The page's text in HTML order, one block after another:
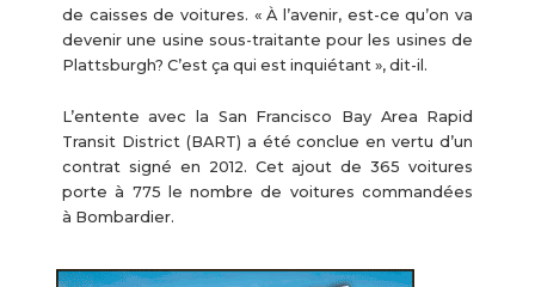
de caisses de voitures. « À l’avenir, est-ce qu’on va
devenir une usine sous-traitante pour les usines de
Plattsburgh? C’est ça qui est inquiétant », dit-il.
L’entente avec la San Francisco Bay Area Rapid
Transit District (BART) a été conclue en vertu d’un
contrat signé en 2012. Cet ajout de 365 voitures
porte à 775 le nombre de voitures commandées
à Bombardier.